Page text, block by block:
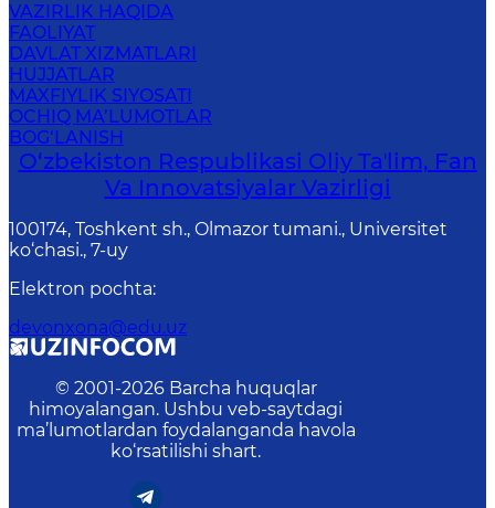
VAZIRLIK HAQIDA
FAOLIYAT
DAVLAT XIZMATLARI
HUJJATLAR
MAXFIYLIK SIYOSATI
OCHIQ MA’LUMOTLAR
BOG‘LANISH
O‘zbekiston Respublikasi Oliy Taʼlim, Fan
Va Innovatsiyalar Vazirligi
100174, Toshkent sh., Olmazor tumani., Universitet
ko‘chasi., 7-uy
Elektron pochta:
devonxona@edu.uz
© 2001-2026 Barcha huquqlar
himoyalangan. Ushbu veb-saytdagi
ma’lumotlardan foydalanganda havola
ko‘rsatilishi shart.